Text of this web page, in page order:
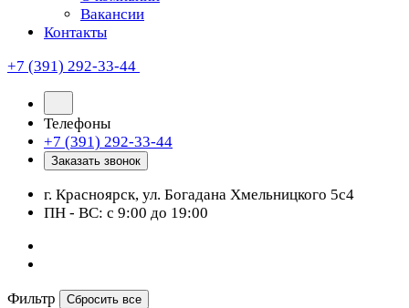
Вакансии
Контакты
+7 (391) 292-33-44
Телефоны
+7 (391) 292-33-44
Заказать звонок
г. Красноярск, ул. Богадана Хмельницкого 5с4
ПН - ВС: с 9:00 до 19:00
Фильтр Сбросить все